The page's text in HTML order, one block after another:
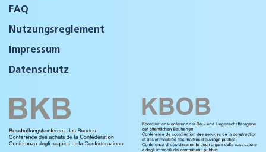
FAQ
Nutzungsreglement
Impressum
Datenschutz